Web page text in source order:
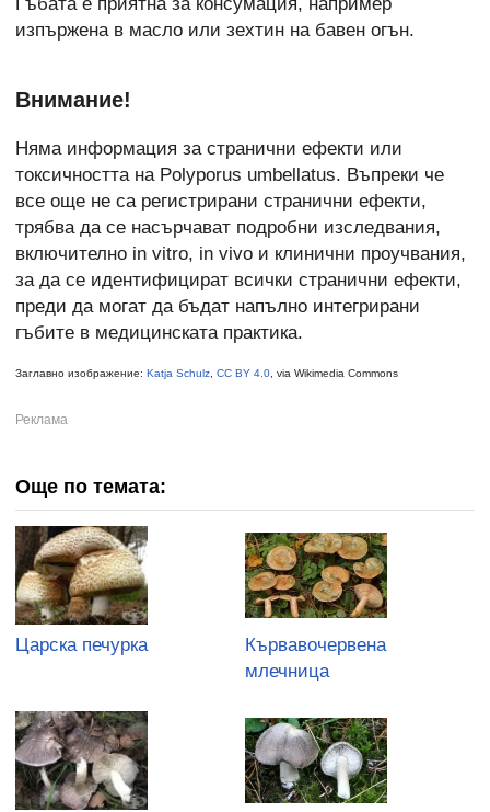
изпържена в масло или зехтин на бавен огън.
Внимание!
Няма информация за странични ефекти или
токсичността на Polyporus umbellatus. Въпреки че
все още не са регистрирани странични ефекти,
трябва да се насърчават подробни изследвания,
включително in vitro, in vivo и клинични проучвания,
за да се идентифицират всички странични ефекти,
преди да могат да бъдат напълно интегрирани
гъбите в медицинската практика.
Заглавно изображение: Katja Schulz CC BY 4.0 , via Wikimedia Commons
Още по темата:
Царска печурка
Кървавочервена
млечница